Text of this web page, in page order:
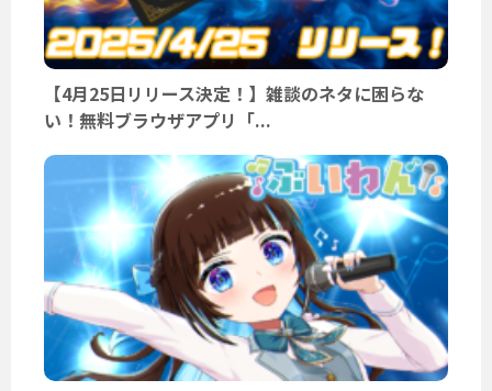
【4月25日リリース決定！】雑談のネタに困らな
い！無料ブラウザアプリ「...